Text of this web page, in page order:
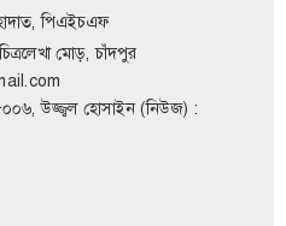
পিএইচএফ
মোড়, চাঁদপুর
উজ্জ্বল হোসাইন (নিউজ) :